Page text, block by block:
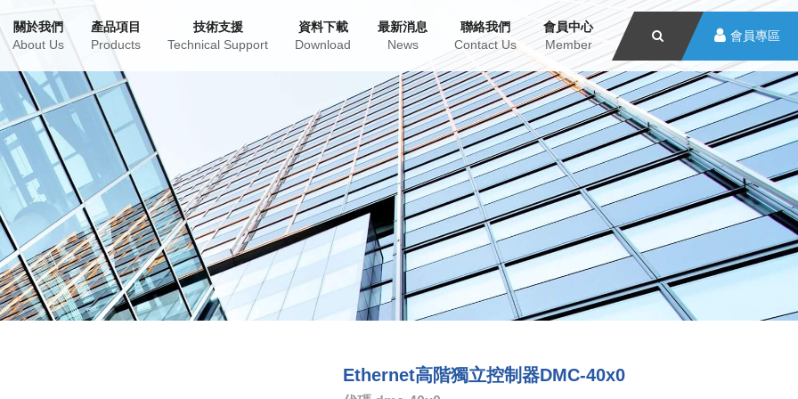
會員專區
關於我們
About Us
產品項目
Products
技術支援
Technical Support
資料下載
Download
最新消息
News
聯絡我們
Contact Us
會員中心
Member
Ethernet高階獨立控制器DMC-40x0